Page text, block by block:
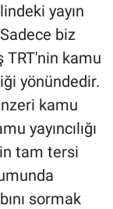
yayın
biz
TRT'nin kamu
yönündedir.
kamu
yayıncılığı
tam tersi
sormak